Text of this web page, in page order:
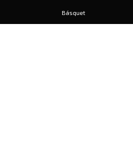
Básquet